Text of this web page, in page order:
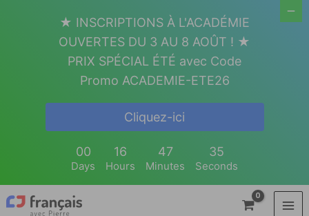
★ INSCRIPTIONS À L'ACADÉMIE
OUVERTES DU 3 AU 8 AOÛT ! ★
PRIX SPÉCIAL ÉTÉ avec Code
Promo ACADEMIE-ETE26
Cliquez-ici
00
Days
16
Hours
47
Minutes
35
Seconds